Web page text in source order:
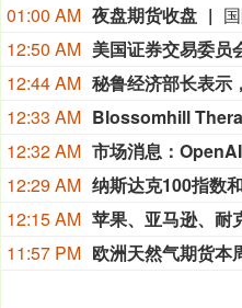
01:00 AM 夜盘期货收盘
12:50 AM
12:44 AM
12:33 AM
12:32 AM
12:29 AM 纳斯达克100指数
12:15 AM
11:57 PM 欧洲天然气期货本